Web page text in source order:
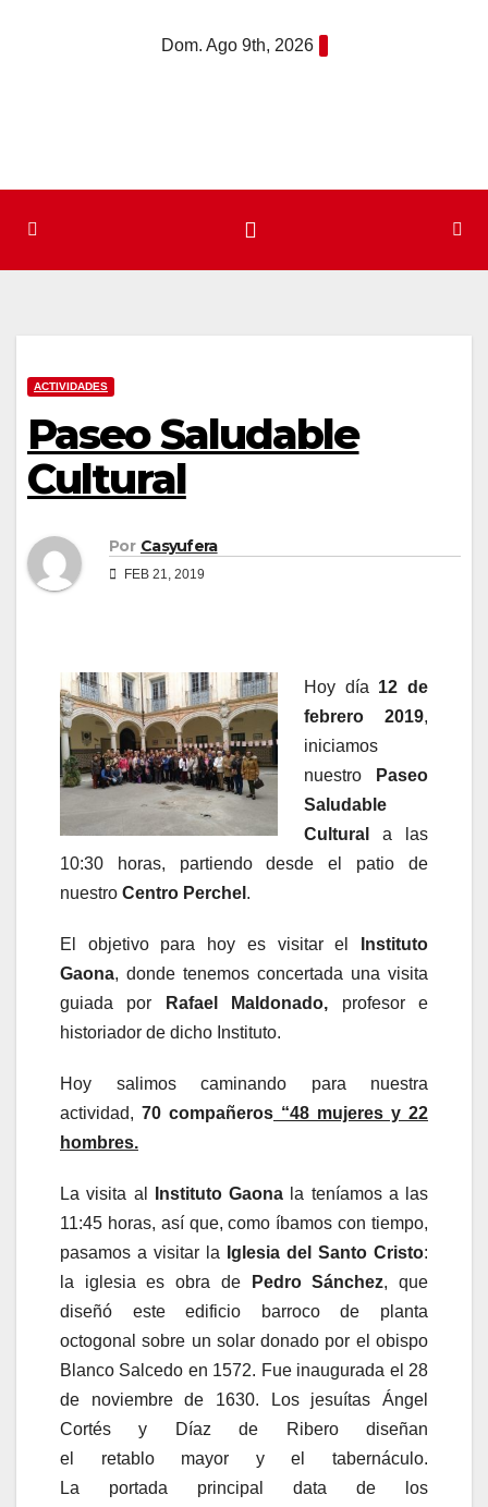
Dom. Ago 9th, 2026
ACTIVIDADES
Paseo Saludable
Cultural
Por Casyufera
FEB 21, 2019
Hoy día 12 de
febrero 2019,
iniciamos
nuestro
Paseo
Saludable
Cultural
a las
10:30 horas, partiendo desde el patio de
nuestro Centro Perchel .
El objetivo para hoy es visitar el
Instituto
Gaona, donde tenemos concertada una visita
guiada por
Rafael Maldonado, profesor e
historiador de dicho Instituto.
Hoy salimos caminando para nuestra
actividad, 70 compañeros “48 mujeres y 22
hombres.
La visita al Instituto Gaona la teníamos a las
11:45 horas, así que, como íbamos con tiempo,
pasamos a visitar la
Iglesia del Santo Cristo:
la iglesia es obra de
Pedro Sánchez, que
diseñó este edificio barroco de planta
octogonal sobre un solar donado por el obispo
Blanco Salcedo en 1572. Fue inaugurada el 28
de noviembre de 1630. Los jesuítas Ángel
Cortés y Díaz de Ribero diseñan
el retablo mayor y el tabernáculo.
La portada principal data de los